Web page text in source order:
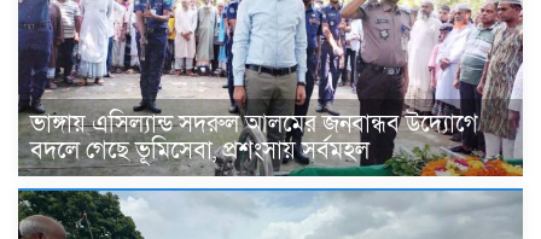
ভাঙ্গায় এসিল্যান্ড সদরুল আলমের জনবান্ধব উদ্যোগে
বদলে গেছে ভূমিসেবা, প্রশংসায় সর্বমহল